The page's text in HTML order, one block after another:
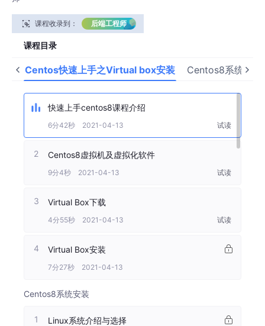
课程收录到： 后端工程师
课程目录
Centos快速上手之Virtual box安装 Centos8系统安装
快速上手centos8课程介绍
6分42秒 2021-04-13 试读
2 Centos8虚拟机及虚拟化软件
9分4秒 2021-04-13 试读
3 Virtual Box下载
4分55秒 2021-04-13 试读
4 Virtual Box安装
7分27秒 2021-04-13
Centos8系统安装
1 Linux系统介绍与选择